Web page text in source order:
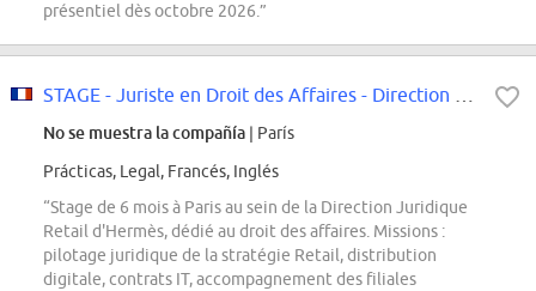
présentiel dès octobre 2026.”
No se muestra la compañía | París
Prácticas, Legal, Francés, Inglés
“Stage de 6 mois à Paris au sein de la Direction Juridique
Retail d'Hermès, dédié au droit des affaires. Missions :
pilotage juridique de la stratégie Retail, distribution
digitale, contrats IT, accompagnement des filiales